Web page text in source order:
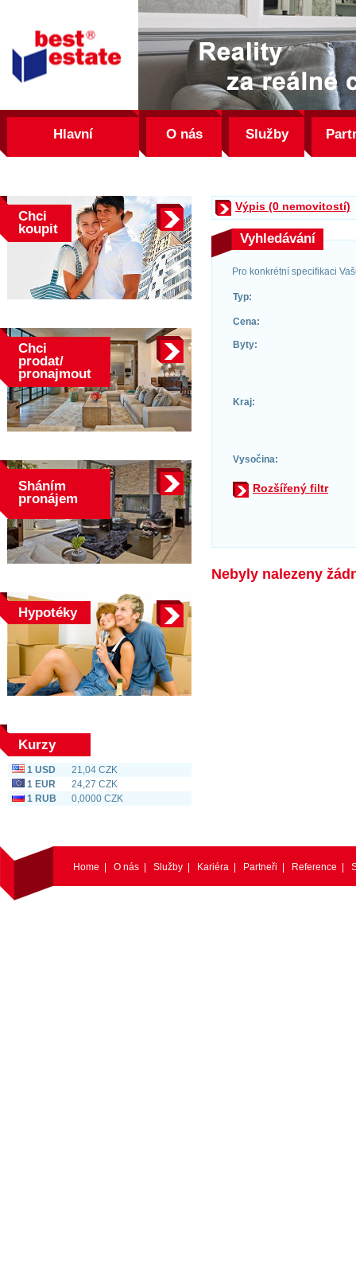
best
estate
Hlavní O nás Služby
Chci
koupit
Chci
prodat/
pronajmout
Sháním
pronájem
Hypotéky
Kurzy
1 USD
21,04 CZK
1 EUR
24,27 CZK
1 RUB
0,0000 CZK
Výpis (0 nemovitostí)
Vyhledávání
Pro konkrétní specifikaci
Typ:
Cena:
Byty:
Kraj:
Vysočina:
Rozšířený filtr
Nebyly nalezeny
Home O nás Služby Kariéra Partneři Reference